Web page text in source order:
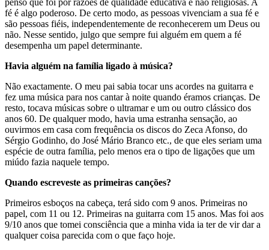
penso que foi por razões de qualidade educativa e não religiosas. A
fé é algo poderoso. De certo modo, as pessoas vivenciam a sua fé e
são pessoas fiéis, independentemente de reconhecerem um Deus ou
não. Nesse sentido, julgo que sempre fui alguém em quem a fé
desempenha um papel determinante.
Havia alguém na família ligado à música?
Não exactamente. O meu pai sabia tocar uns acordes na guitarra e
fez uma música para nos cantar à noite quando éramos crianças. De
resto, tocava músicas sobre o ultramar e um ou outro clássico dos
anos 60. De qualquer modo, havia uma estranha sensação, ao
ouvirmos em casa com frequência os discos do Zeca Afonso, do
Sérgio Godinho, do José Mário Branco etc., de que eles seriam uma
espécie de outra família, pelo menos era o tipo de ligações que um
miúdo fazia naquele tempo.
Quando escreveste as primeiras canções?
Primeiros esboços na cabeça, terá sido com 9 anos. Primeiras no
papel, com 11 ou 12. Primeiras na guitarra com 15 anos. Mas foi aos
9/10 anos que tomei consciência que a minha vida ia ter de vir dar a
qualquer coisa parecida com o que faço hoje.